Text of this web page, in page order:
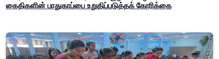
கைதிகளின் பாதுகாப்பை உறுதிப்படுத்தக் கோரிக்கை